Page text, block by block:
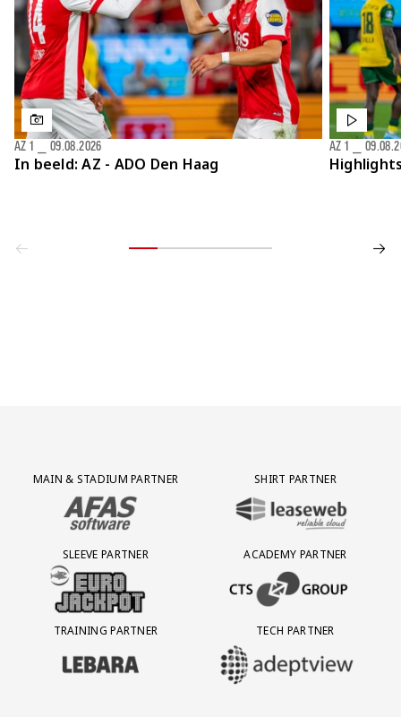
In beeld: AZ - ADO Den Haag
AZ 1 09.08.2026 AZ 1
Partner Logos Grid
MAIN & STADIUM PARTNER
BEZOEK ONZE MAIN & STADIUM PARTNER AFAS SOFTWARE
SHIRT PARTNER
BEZOEK ONZE SHIRT PARTNER
SLEEVE PARTNER
BEZOEK ONZE SLEEVE PARTNER EUROJACKPOT
ACADEMY PARTNER
BEZOEK ONZE ACADEMY
TRAINING PARTNER
BEZOEK ONZE TRAINING PARTNER LEBARA
TECH PARTNER
BEZOEK ONZE TECH PARTNER